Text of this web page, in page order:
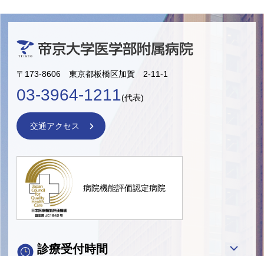
〒173-8606 東京都板橋区加賀 2-11-1
03-3964-1211(代表)
交通アクセス
病院機能評価認定病院
診療受付時間